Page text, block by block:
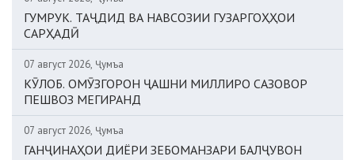
ГУМРУК. ТАҶДИД ВА НАВСОЗИИ ГУЗАРГОҲҲОИ
САРҲАДӢ
07 август 2026, Ҷумъа
КӮЛОБ. ОМӮЗГОРОН ҶАШНИ МИЛЛИРО САЗОВОР
ПЕШВОЗ МЕГИРАНД
07 август 2026, Ҷумъа
ГАНҶИНАҲОИ ДИЁРИ ЗЕБОМАНЗАРИ БАЛҶУВОН